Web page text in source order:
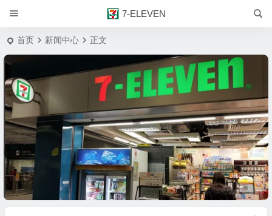
7-ELEVEN
首页 新闻中心 正文